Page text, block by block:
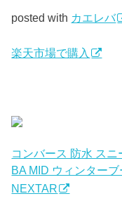
posted with カエレバ
楽天市場で購入
コンバース 防水 ス
BA MID ウィンター
NEXTAR